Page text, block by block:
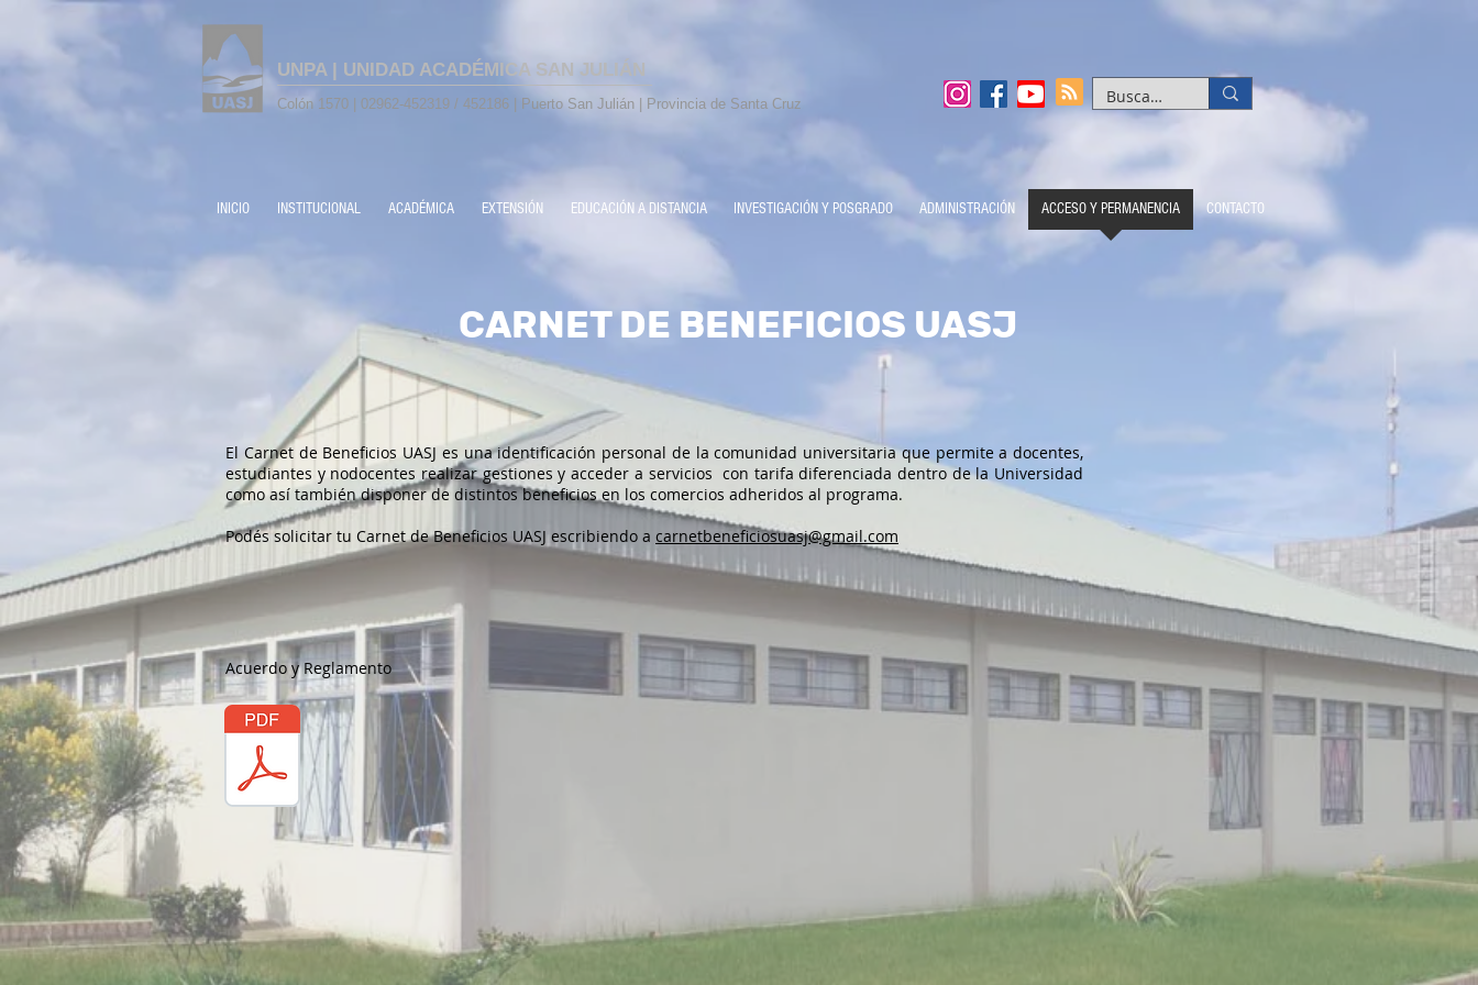
UNPA | UNIDAD ACADÉMICA SAN JULIÁN
Colón 1570 | 02962-452319 / 452186 | Puerto San Julián | Provincia de Santa Cruz
INICIO INSTITUCIONAL ACADÉMICA EXTENSIÓN EDUCACIÓN A DISTANCIA INVESTIGACIÓN Y POSGRADO ADMINISTRACIÓN ACCESO Y PERMANENCIA CONTACTO
CARNET DE BENEFICIOS UASJ
El Carnet de Beneficios UASJ es una identificación personal de la comunidad universitaria que permite a docentes,
estudiantes y nodocentes realizar gestiones y acceder a servicios con tarifa diferenciada dentro de la Universidad
como así también disponer de distintos beneficios en los comercios adheridos al programa.
Podés solicitar tu Carnet de Beneficios UASJ escribiendo a carnetbeneficiosuasj@gmail.com
Acuerdo y Reglamento